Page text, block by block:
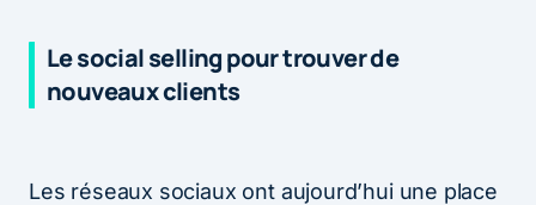
Le social selling pour trouver de
nouveaux clients
Les réseaux sociaux ont aujourd’hui une place